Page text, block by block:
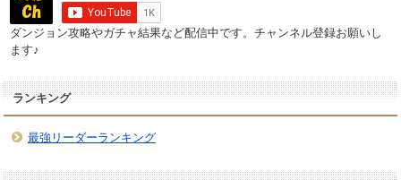
ダンジョン攻略やガチャ結果など配信中です。チャンネル登録お願いし
ます♪
ランキング
最強リーダーランキング